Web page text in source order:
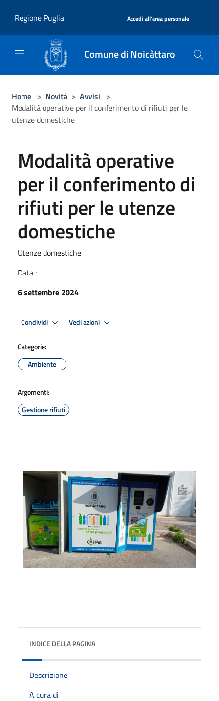
Regione Puglia
Accedi all'area personale
Comune di Noicàttaro
Home > Novità > Avvisi >
Modalità operative per il conferimento di rifiuti per le
utenze domestiche
Modalità operative
per il conferimento di
rifiuti per le utenze
domestiche
Utenze domestiche
Data :
6 settembre 2024
Condividi Vedi azioni
Categorie:
Ambiente
Argomenti:
Gestione rifiuti
INDICE DELLA PAGINA
Descrizione
A cura di